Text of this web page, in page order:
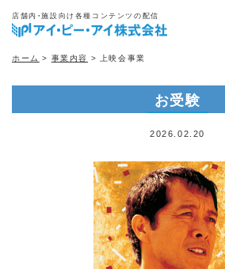
店舗内・施設向け各種コンテンツの配信
ホーム > 事業内容 > 上映会事業
お受験
2026.02.20